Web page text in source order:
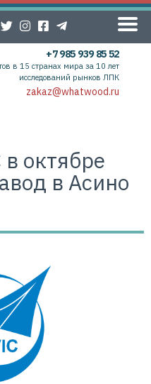
+7 985 939 85 52
в 15 странах мира за 10 лет
исследований рынков ЛПК
zakaz@whatwood.ru
октябре
в Асино